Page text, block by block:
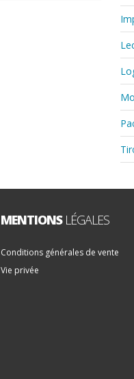
MENTIONSLÉGALES
Conditions générales de vente
Vie privée